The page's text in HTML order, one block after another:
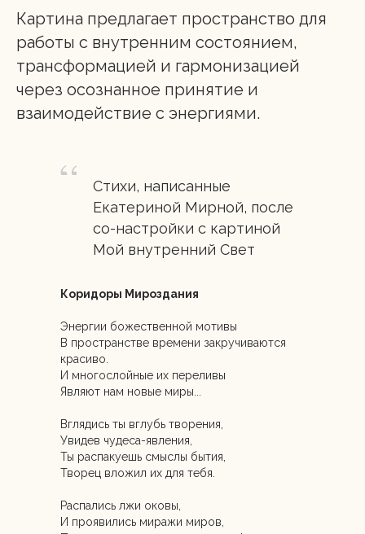
Картина предлагает пространство для
работы с внутренним состоянием,
трансформацией и гармонизацией
через осознанное принятие и
взаимодействие с энергиями.
Стихи, написанные
Екатериной Мирной, после
со-настройки с картиной
Мой внутренний Свет
Коридоры Мироздания
Энергии божественной мотивы
В пространстве времени закручиваются
красиво.
И многослойные их переливы
Являют нам новые миры...
Вглядись ты вглубь творения,
Увидев чудеса-явления,
Ты распакуешь смыслы бытия,
Творец вложил их для тебя.
Распались лжи оковы,
И проявились миражи миров,